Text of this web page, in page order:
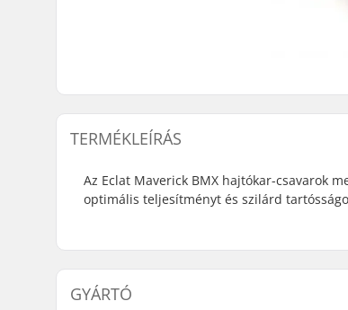
TERMÉKLEÍRÁS
Az Eclat Maverick BMX hajtókar-csavarok
optimális teljesítményt és szilárd
GYÁRTÓ